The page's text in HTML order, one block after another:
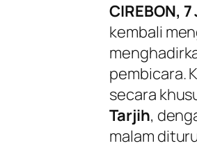
CIREBON,
kembali
pembicara.
secara
Tarjih,
malam